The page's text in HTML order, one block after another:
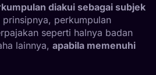
diakui sebagai subjek
perkumpulan
seperti halnya badan
lainnya, apabila memenuhi